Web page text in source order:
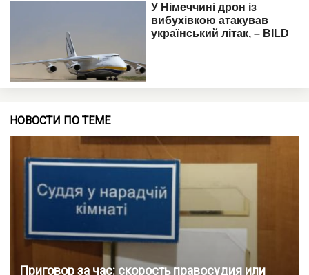
НОВОСТИ ПО ТЕМЕ
Приговор за час: скорость правосудия или